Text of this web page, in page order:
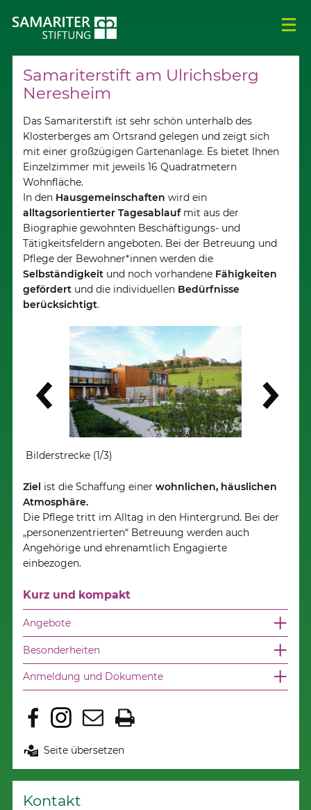
Samariterstift am Ulrichsberg
Neresheim
Das Samariterstift ist sehr schön unterhalb des
Klosterberges am Ortsrand gelegen und zeigt sich
mit einer großzügigen Gartenanlage. Es bietet Ihnen
Einzelzimmer mit jeweils 16 Quadratmetern
Wohnfläche.
In den Hausgemeinschaften wird ein
alltagsorientierter Tagesablauf mit aus der
Biographie gewohnten Beschäftigungs- und
Tätigkeitsfeldern angeboten. Bei der Betreuung und
Pflege der Bewohner*innen werden die
Selbständigkeit und noch vorhandene Fähigkeiten
gefördert und die individuellen Bedürfnisse
berücksichtigt.
Bilderstrecke (1/3)
Ziel ist die Schaffung einerwohnlichen, häuslichen
Atmosphäre.
Die Pflege tritt im Alltag in den Hintergrund. Bei der
„personenzentrierten“ Betreuung werden auch
Angehörige und ehrenamtlich Engagierte
einbezogen.
Kurz und kompakt
Angebote
Besonderheiten
Anmeldung und Dokumente
Seite übersetzen
Kontakt